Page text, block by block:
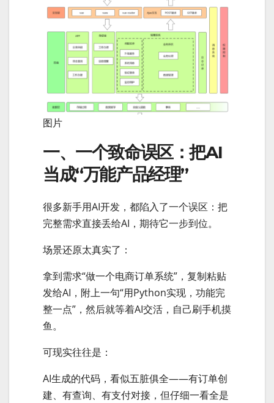
图片
一、一个致命误区：把AI
当成“万能产品经理”
很多新手用AI开发，都陷入了一个误区：把
完整需求直接丢给AI，期待它一步到位。
场景还原太真实了：
拿到需求“做一个电商订单系统”，复制粘贴
发给AI，附上一句“用Python实现，功能完
整一点”，然后就等着AI交活，自己刷手机摸
鱼。
可现实往往是：
AI生成的代码，看似五脏俱全——有订单创
建、有查询、有支付对接，但仔细一看全是